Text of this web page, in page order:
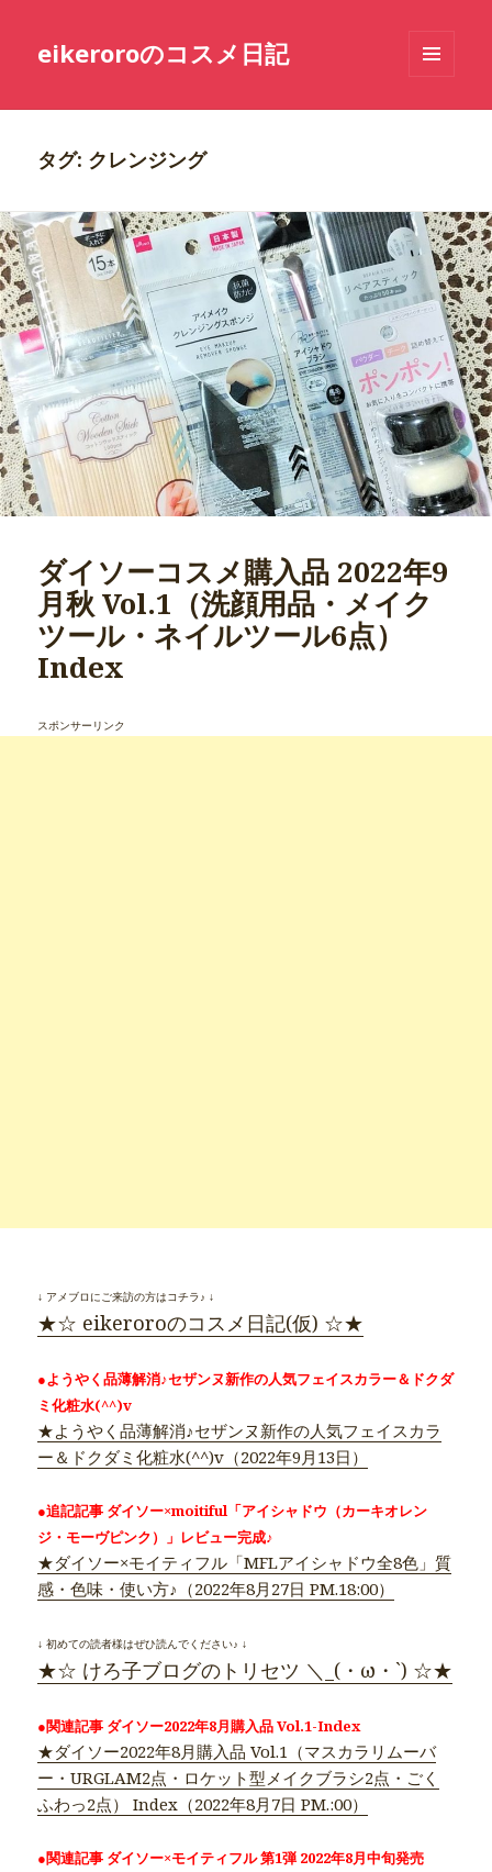
eikeroroのコスメ日記
ーとウ
タグ: クレンジング
ダイソーコスメ購入品 2022年9
月秋 Vol.1（洗顔用品・メイク
ツール・ネイルツール6点）
Index
スポンサーリンク
↓ アメブロにご来訪の方はコチラ♪ ↓
★☆ eikeroroのコスメ日記(仮) ☆★
●ようやく品薄解消♪セザンヌ新作の人気フェイスカラー＆ドクダ
ミ化粧水(^^)v
★ようやく品薄解消♪セザンヌ新作の人気フェイスカラ
ー＆ドクダミ化粧水(^^)v（2022年9月13日）
●追記記事 ダイソー×moitiful「アイシャドウ（カーキオレン
ジ・モーヴピンク）」レビュー完成♪
★ダイソー×モイティフル「MFLアイシャドウ全8色」質
感・色味・使い方♪（2022年8月27日 PM.18:00）
↓ 初めての読者様はぜひ読んでください♪ ↓
★☆ けろ子ブログのトリセツ ＼_(・ω・`) ☆★
●関連記事 ダイソー2022年8月購入品 Vol.1-Index
★ダイソー2022年8月購入品 Vol.1（マスカラリムーバ
ー・URGLAM2点・ロケット型メイクブラシ2点・ごく
ふわっ2点） Index（2022年8月7日 PM.:00）
●関連記事 ダイソー×モイティフル 第1弾 2022年8月中旬発売